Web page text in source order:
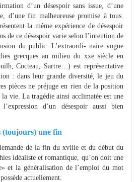
d’un désespoir sans issue, d’une
d’une fin malheureuse promise à tous.
la même expérience de désespoir
de ce désespoir varie selon l’intention de
du public. L’extraordi- naire vogue
grecques au milieu du xxe siècle en
Cocteau, Sartre…) est représentative
: dans leur grande diversité, le jeu du
pièces ne préjuge en rien de la position
la vie. La tragédie ainsi acclimatée est une
d’un désespoir aussi bien
(toujours) une fin
de la fin du xviiie et du début du
idéaliste et romantique, qu’on doit une
et la généralisation de l’emploi du mot
actuellement.